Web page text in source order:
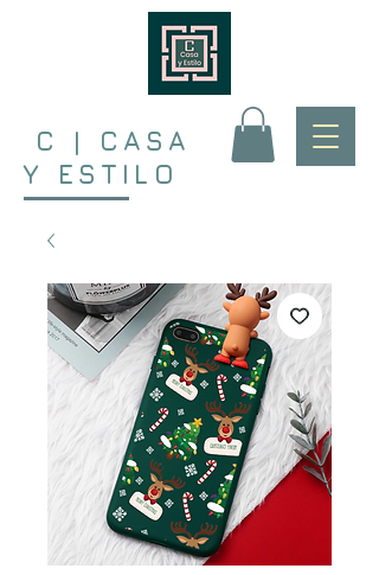
C | CASA
Y ESTILO